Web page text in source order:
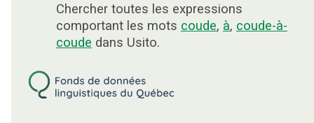
Chercher toutes les expressions
comportant les mots coude, à, coude-à-
coude dans Usito.